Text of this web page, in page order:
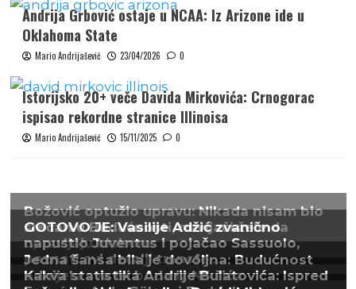
Andrija Grbović ostaje u NCAA: Iz Arizone ide u
Oklahoma State
Mario Andrijašević 23/04/2026 0
Istorijsko 20+ veče Davida Mirkovića: Crnogorac
ispisao rekordne stranice Illinoisa
Mario Andrijašević 15/11/2025 0